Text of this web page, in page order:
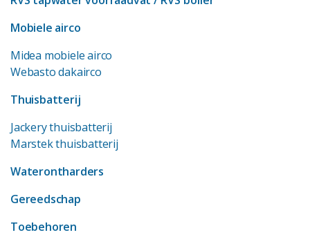
Mobiele airco
Midea mobiele airco
Webasto dakairco
Thuisbatterij
Jackery thuisbatterij
Marstek thuisbatterij
Waterontharders
Gereedschap
Toebehoren